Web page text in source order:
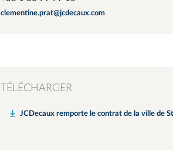
clementine.prat@jcdecaux.com
TÉLÉCHARGER
JCDecaux remporte le contrat de la ville de